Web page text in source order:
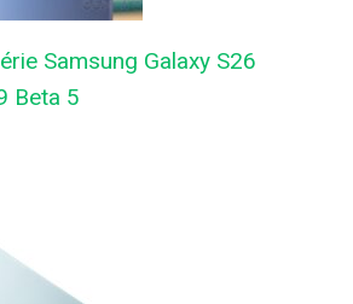
Samsung Galaxy S26
Beta 5